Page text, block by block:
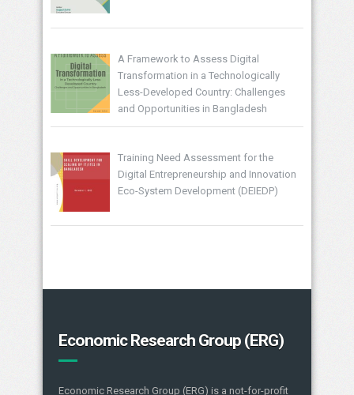
A Framework to Assess Digital
Transformation in a Technologically
Less-Developed Country: Challenges
and Opportunities in Bangladesh
Training Need Assessment for the
Digital Entrepreneurship and Innovation
Eco-System Development (DEIEDP)
Economic Research Group (ERG)
Economic Research Group (ERG) is a not-for-profit